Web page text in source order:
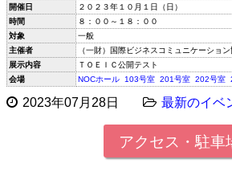
開催日
２０２３年１０月１日（日）
時間
８：００～１８：００
対象
一般
主催者
（一財）国際ビジネスコミュニケーショ
展示内容
ＴＯＥＩＣ公開テスト
会場
NOCホール 103号室 201号室 202号室
2023年07月28日 最新のイベ
アクセス・駐車